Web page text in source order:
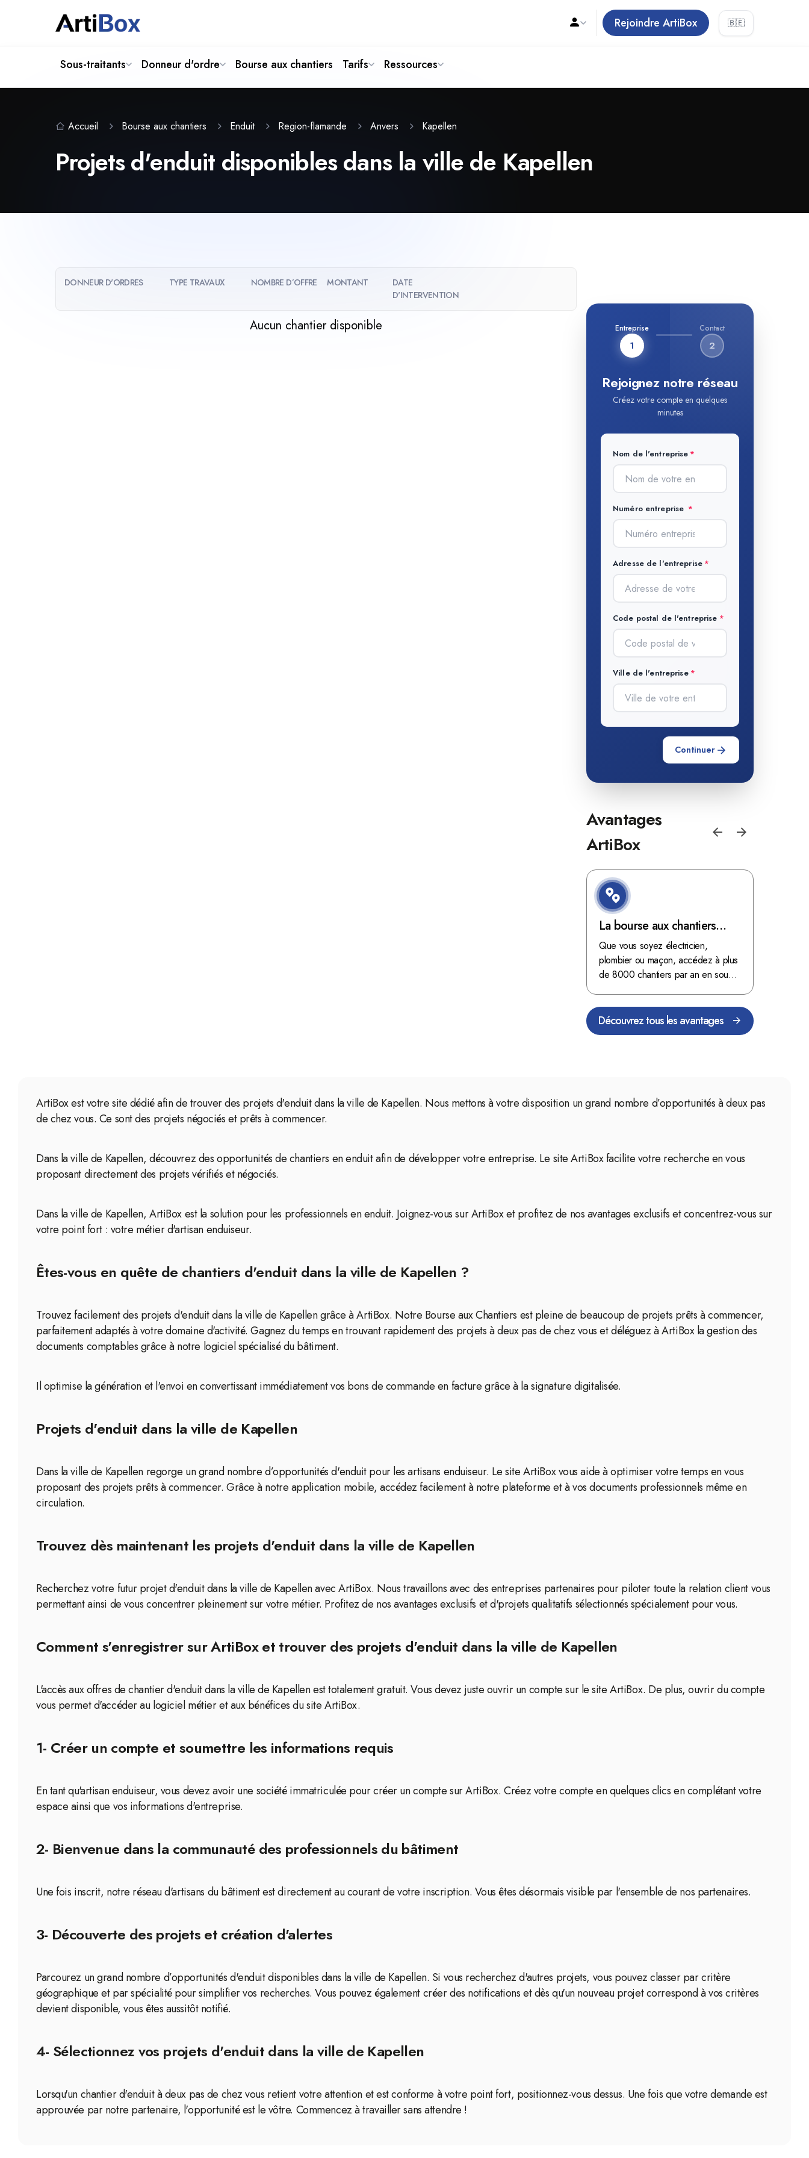
Rejoindre ArtiBox 🇧🇪
Sous-traitants Donneur d'ordre Bourse aux chantiers Tarifs Ressources
Accueil Bourse aux chantiers Enduit Region-flamande Anvers Kapellen
Projets d'enduit disponibles dans la ville de Kapellen
DONNEUR D'ORDRES TYPE TRAVAUX NOMBRE D’OFFRE MONTANT
DATE
D'INTERVENTION
Aucun chantier disponible Entreprise
1
Contact
2
Rejoignez notre réseau
Créez votre compte en quelques
minutes
Nom de l'entreprise
Numéro entreprise
Adresse de l'entreprise
Code postal de l'entreprise
Ville de l'entreprise
Continuer
Avantages
ArtiBox
La bourse aux chantiers
d'ArtiBox Belgique, véritable
mine d'or !
Que vous soyez électricien,
plombier ou maçon, accédez à plus
de 8000 chantiers par an en sous-
Découvrez tous les avantages
ArtiBox est votre site dédié afin de trouver des projets d'enduit dans la ville de Kapellen. Nous mettons à votre disposition un grand nombre d’opportunités à deux pas
de chez vous. Ce sont des projets négociés et prêts à commencer.
Dans la ville de Kapellen, découvrez des opportunités de chantiers en enduit afin de développer votre entreprise. Le site ArtiBox facilite votre recherche en vous
proposant directement des projets vérifiés et négociés.
Dans la ville de Kapellen, ArtiBox est la solution pour les professionnels en enduit. Joignez-vous sur ArtiBox et profitez de nos avantages exclusifs et concentrez-vous sur
votre point fort : votre métier d'artisan enduiseur.
Êtes-vous en quête de chantiers d'enduit dans la ville de Kapellen ?
Trouvez facilement des projets d'enduit dans la ville de Kapellen grâce à ArtiBox. Notre Bourse aux Chantiers est pleine de beaucoup de projets prêts à commencer,
parfaitement adaptés à votre domaine d'activité. Gagnez du temps en trouvant rapidement des projets à deux pas de chez vous et déléguez à ArtiBox la gestion des
documents comptables grâce à notre logiciel spécialisé du bâtiment.
Il optimise la génération et l'envoi en convertissant immédiatement vos bons de commande en facture grâce à la signature digitalisée.
Projets d'enduit dans la ville de Kapellen
Dans la ville de Kapellen regorge un grand nombre d’opportunités d'enduit pour les artisans enduiseur. Le site ArtiBox vous aide à optimiser votre temps en vous
proposant des projets prêts à commencer. Grâce à notre application mobile, accédez facilement à notre plateforme et à vos documents professionnels même en
circulation.
Trouvez dès maintenant les projets d'enduit dans la ville de Kapellen
Recherchez votre futur projet d'enduit dans la ville de Kapellen avec ArtiBox. Nous travaillons avec des entreprises partenaires pour piloter toute la relation client vous
permettant ainsi de vous concentrer pleinement sur votre métier. Profitez de nos avantages exclusifs et d'projets qualitatifs sélectionnés spécialement pour vous.
Comment s'enregistrer sur ArtiBox et trouver des projets d'enduit dans la ville de Kapellen
L'accès aux offres de chantier d'enduit dans la ville de Kapellen est totalement gratuit. Vous devez juste ouvrir un compte sur le site ArtiBox. De plus, ouvrir du compte
vous permet d'accéder au logiciel métier et aux bénéfices du site ArtiBox.
1- Créer un compte et soumettre les informations requis
En tant qu'artisan enduiseur, vous devez avoir une société immatriculée pour créer un compte sur ArtiBox. Créez votre compte en quelques clics en complétant votre
espace ainsi que vos informations d'entreprise.
2- Bienvenue dans la communauté des professionnels du bâtiment
Une fois inscrit, notre réseau d'artisans du bâtiment est directement au courant de votre inscription. Vous êtes désormais visible par l'ensemble de nos partenaires.
3- Découverte des projets et création d'alertes
Parcourez un grand nombre d’opportunités d'enduit disponibles dans la ville de Kapellen. Si vous recherchez d'autres projets, vous pouvez classer par critère
géographique et par spécialité pour simplifier vos recherches. Vous pouvez également créer des notifications et dès qu'un nouveau projet correspond à vos critères
devient disponible, vous êtes aussitôt notifié.
4- Sélectionnez vos projets d'enduit dans la ville de Kapellen
Lorsqu'un chantier d'enduit à deux pas de chez vous retient votre attention et est conforme à votre point fort, positionnez-vous dessus. Une fois que votre demande est
approuvée par notre partenaire, l'opportunité est le vôtre. Commencez à travailler sans attendre !